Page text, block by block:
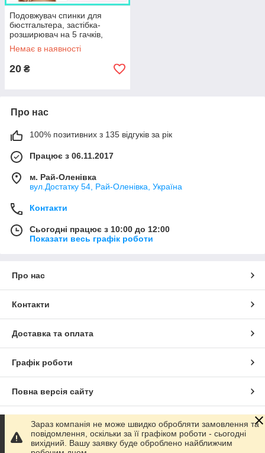
Подовжувач спинки для
бюстгальтера, застібка-
розширювач на 5 гачків,
ніжно рожевий
Немає в наявності
20 ₴
Про нас
100% позитивних з 135 відгуків за рік
Працює з 06.11.2017
м. Рай-Оленівка
вул.Достатку 54, Рай-Оленівка, Україна
Контакти
Сьогодні працює з 10:00 до 12:00
Показати весь графік роботи
Про нас
Контакти
Доставка та оплата
Графік роботи
Повна версія сайту
Сайт створено на маркетплейсі Prom.ua
Політика конфіденційності
Зараз компанія не може швидко обробляти замовлення та
повідомлення, оскільки за її графіком роботи - сьогодні
вихідний. Вашу заявку буде оброблено найближчим